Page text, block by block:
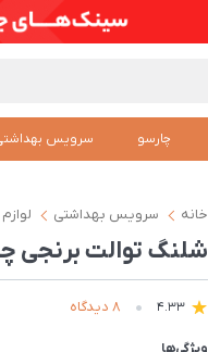
چارسو سرویس
خانه سرویس بهداشتی
شلنگ توالت برنجی
4.33 8 دیدگاه